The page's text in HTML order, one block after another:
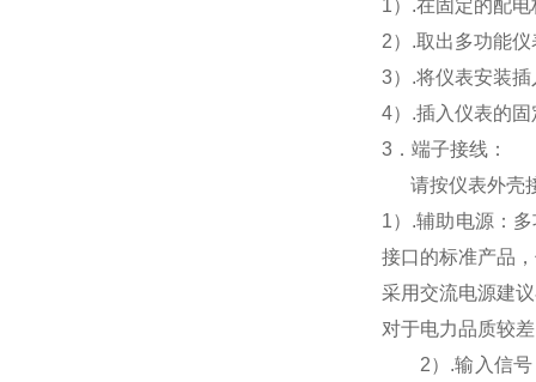
1）.在固定的配
2）.取出多功能
3）.将仪表安装
4）.插入仪表的
3 ．端子接线：
请按仪表外壳
1） .辅助电源：
接口的标准产品
采用交流电源建
对于电力品质较
2） .输入信